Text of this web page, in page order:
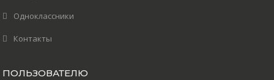
Одноклассники
Контакты
ПОЛЬЗОВАТЕЛЮ